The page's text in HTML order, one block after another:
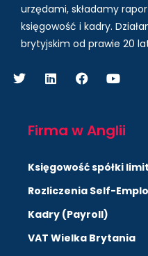
urzędami, składamy
księgowość i kadry.
brytyjskim od prawie 20
Firma w Anglii
Księgowość spółki
Rozliczenia Self-
Kadry (Payroll)
VAT Wielka Brytania